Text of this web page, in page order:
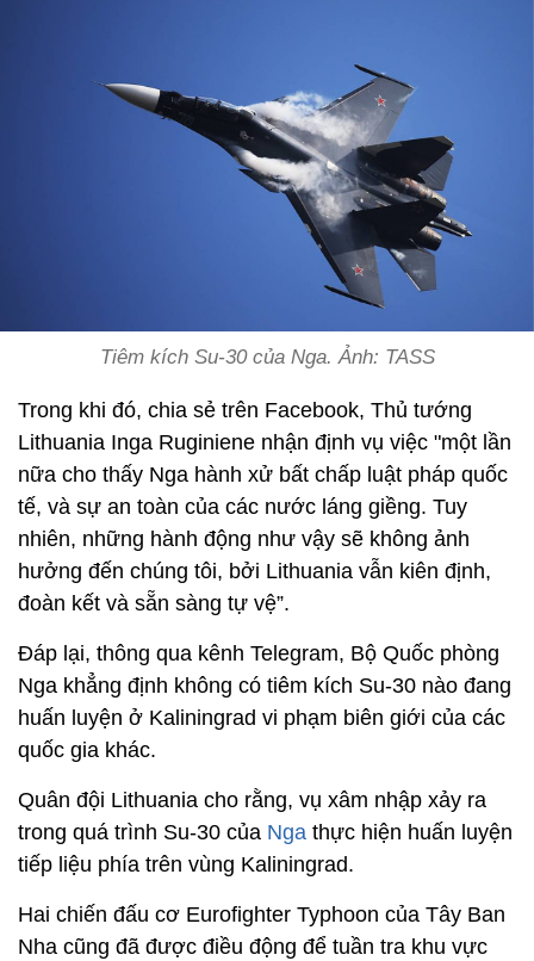
Tiêm kích Su-30 của Nga. Ảnh: TASS
Trong khi đó, chia sẻ trên Facebook, Thủ tướng
Lithuania Inga Ruginiene nhận định vụ việc "một lần
nữa cho thấy Nga hành xử bất chấp luật pháp quốc
tế, và sự an toàn của các nước láng giềng. Tuy
nhiên, những hành động như vậy sẽ không ảnh
hưởng đến chúng tôi, bởi Lithuania vẫn kiên định,
đoàn kết và sẵn sàng tự vệ”.
Đáp lại, thông qua kênh Telegram, Bộ Quốc phòng
Nga khẳng định không có tiêm kích Su-30 nào đang
huấn luyện ở Kaliningrad vi phạm biên giới của các
quốc gia khác.
Quân đội Lithuania cho rằng, vụ xâm nhập xảy ra
trong quá trình Su-30 của Nga thực hiện huấn luyện
tiếp liệu phía trên vùng Kaliningrad.
Hai chiến đấu cơ Eurofighter Typhoon của Tây Ban
Nha cũng đã được điều động để tuần tra khu vực